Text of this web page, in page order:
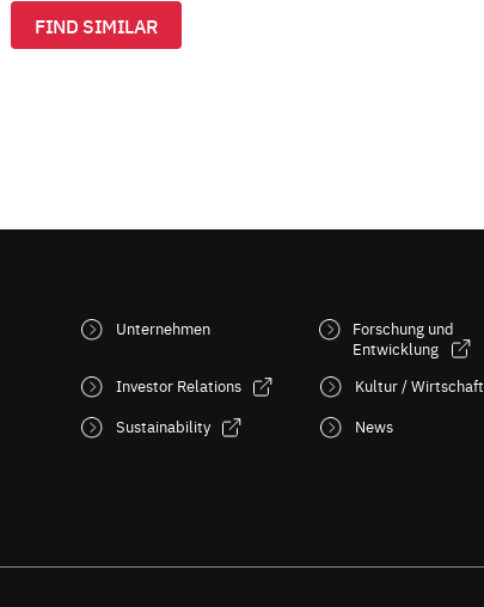
FIND SIMILAR
Unternehmen
Investor Relations
Sustainability
Forschung und
Entwicklung
Kultur / Wirtschaft
News